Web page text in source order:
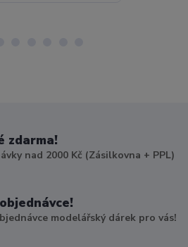
zdarma!
nad 2000 Kč (Zásilkovna + PPL)
modelářský dárek pro vás!